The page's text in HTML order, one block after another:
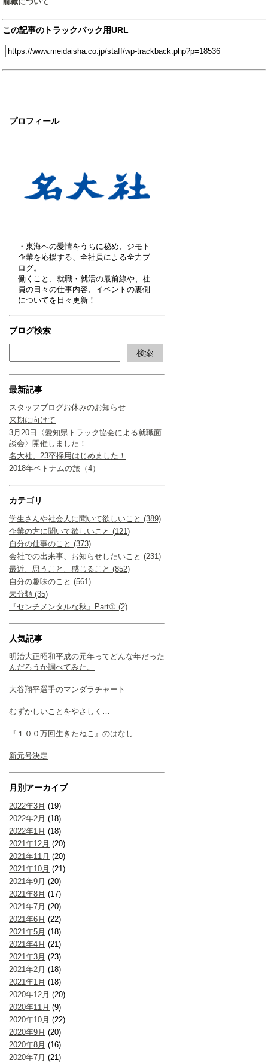
プロフィール
・東海への愛情をうちに秘め、ジモト
企業を応援する、全社員による全力ブ
ログ。
働くこと、就職・就活の最前線や、社
員の日々の仕事内容、イベントの裏側
についてを日々更新！
ブログ検索
最新記事
スタッフブログお休みのお知らせ
来期に向けて
3月20日〈愛知県トラック協会による就職面
談会〉開催しました！
名大社、23卒採用はじめました！
2018年ベトナムの旅（4）
カテゴリ
学生さんや社会人に聞いて欲しいこと (389)
企業の方に聞いて欲しいこと (121)
自分の仕事のこと (373)
会社での出来事、お知らせしたいこと (231)
最近、思うこと、感じること (852)
自分の趣味のこと (561)
未分類 (35)
『センチメンタルな秋』Part① (2)
人気記事
明治大正昭和平成の元年ってどんな年だった
んだろうか調べてみた。
大谷翔平選手のマンダラチャート
むずかしいことをやさしく…
『１００万回生きたねこ』のはなし
新元号決定
月別アーカイブ
2022年3月 (19)
2022年2月 (18)
2022年1月 (18)
2021年12月 (20)
2021年11月 (20)
2021年10月 (21)
2021年9月 (20)
2021年8月 (17)
2021年7月 (20)
2021年6月 (22)
2021年5月 (18)
2021年4月 (21)
2021年3月 (23)
2021年2月 (18)
2021年1月 (18)
2020年12月 (20)
2020年11月 (9)
2020年10月 (22)
2020年9月 (20)
2020年8月 (16)
2020年7月 (21)
この記事のトラックバック用URL